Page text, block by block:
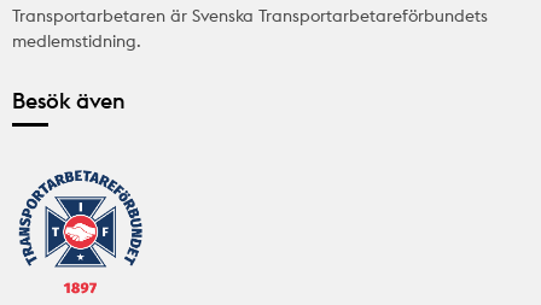
Transportarbetaren är Svenska Transportarbetareförbundets
medlemstidning.
Besök även